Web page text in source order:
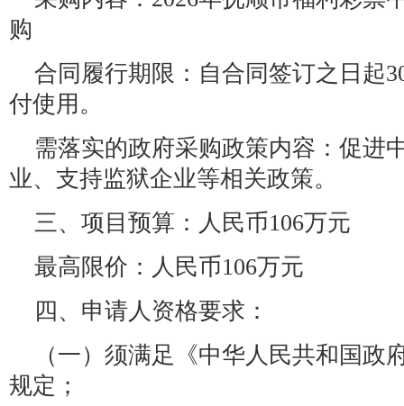
购
合同履行期限：自合同签订之日起
付使用。
需落实的政府采购政策内容：促进
业、支持监狱企业等相关政策。
三、项目预算：人民币106万元
最高限价：人民币106万元
四、申请人资格要求：
（一）须满足《中华人民共和国政
规定；